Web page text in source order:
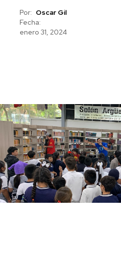
Por: Oscar Gil
Fecha:
enero 31, 2024